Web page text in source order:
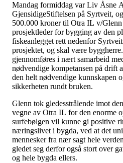
Mandag formiddag var Liv Åsne
GjensidigeStiftelsen på Syrtveit,
500.000 kroner til Otra IL v/
prosjektleder for bygging av den
fiskeanlegget rett nedenfor
prosjektet, og skal være
gjennomføres i nært samarbeid
nødvendige kompetansen på drift
den helt nødvendige kunnskapen
sikkerheten rundt bruken.
Glenn tok gledesstrålende imot
vegne av Otra IL for den enorme
surfebølgen vil kunne gi positive
næringslivet i bygda, ved at det
mennesker fra nær sagt hele
gledet seg derfor også stort over
og hele bygda ellers.